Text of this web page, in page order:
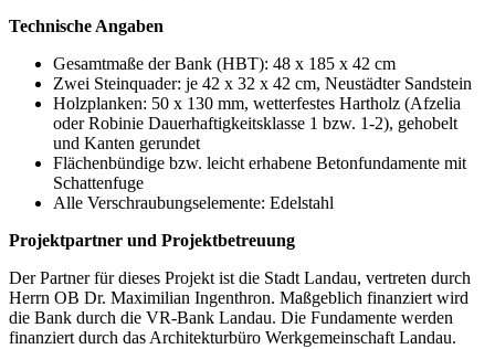
Technische Angaben
Gesamtmaße der Bank (HBT): 48 x 185 x 42 cm
Zwei Steinquader: je 42 x 32 x 42 cm, Neustädter Sandstein
Holzplanken: 50 x 130 mm, wetterfestes Hartholz (Afzelia
oder Robinie Dauerhaftigkeitsklasse 1 bzw. 1-2), gehobelt
und Kanten gerundet
Flächenbündige bzw. leicht erhabene Betonfundamente mit
Schattenfuge
Alle Verschraubungselemente: Edelstahl
Projektpartner und Projektbetreuung
Der Partner für dieses Projekt ist die Stadt Landau, vertreten durch
Herrn OB Dr. Maximilian Ingenthron. Maßgeblich finanziert wird
die Bank durch die VR-Bank Landau. Die Fundamente werden
finanziert durch das Architekturbüro Werkgemeinschaft Landau.